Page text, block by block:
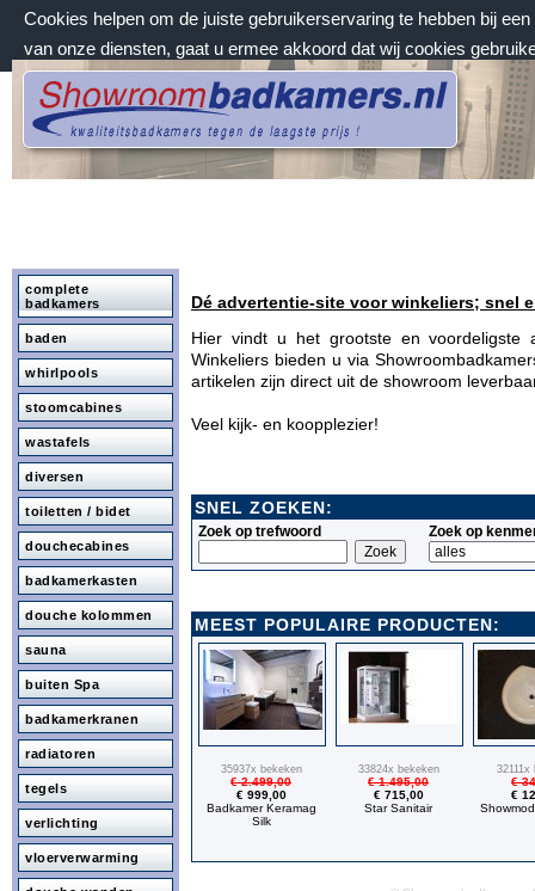
Cookies helpen om de juiste gebruikerservaring te hebben bij
van onze diensten, gaat u ermee akkoord dat wij cookies
zaterdag 8 augustus 2026, 15:13 uur
Welkom bij Showroombadkamers.nl
complete
badkamers
baden
whirlpools
stoomcabines
wastafels
diversen
toiletten / bidet
douchecabines
badkamerkasten
douche kolommen
sauna
buiten Spa
badkamerkranen
radiatoren
tegels
verlichting
vloerverwarming
Dé advertentie-site voor winkeliers; snel
Hier vindt u het grootste en voordeligste
Winkeliers bieden u via
artikelen zijn direct uit de showroom
Veel kijk- en koopplezier!
SNEL ZOEKEN:
Zoek op trefwoord Zoek op
MEEST POPULAIRE PRODUCTEN:
35937x bekeken
€ 2.499,00
€ 999,00
Badkamer Keramag
Silk
33824x bekeken
€ 1.495,00
€ 715,00
Star Sanitair
32111x
€
€